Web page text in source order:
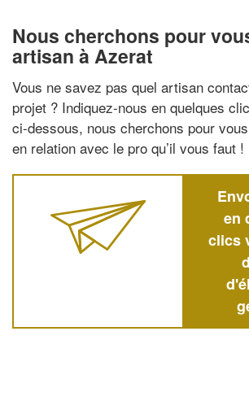
Nous cherchons pour
artisan à Azerat
Vous ne savez pas quel artisan
projet ? Indiquez-nous en quelques
ci-dessous, nous cherchons pour
en relation avec le pro qu’il vous faut !
en
clics